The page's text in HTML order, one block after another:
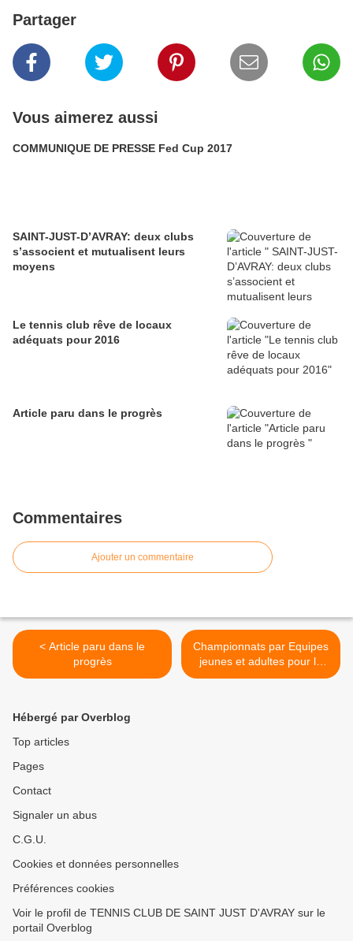
Partager
Vous aimerez aussi
COMMUNIQUE DE PRESSE Fed Cup 2017
SAINT-JUST-D’AVRAY: deux clubs
s’associent et mutualisent leurs
moyens
Le tennis club rêve de locaux
adéquats pour 2016
Article paru dans le progrès
Commentaires
Ajouter un commentaire
< Article paru dans le
progrès
Championnats par Equipes
jeunes et adultes pour la
saison 2015. >
Hébergé par Overblog
Top articles
Pages
Contact
Signaler un abus
C.G.U.
Cookies et données personnelles
Préférences cookies
Voir le profil de TENNIS CLUB DE SAINT JUST D'AVRAY sur le
portail Overblog